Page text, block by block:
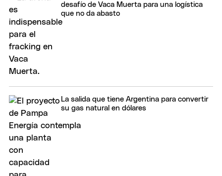
desafío de Vaca Muerta para una logística
que no da abasto
La salida que tiene Argentina para convertir
su gas natural en dólares